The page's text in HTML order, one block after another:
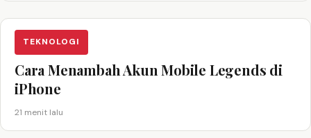
TEKNOLOGI
Cara Menambah Akun Mobile Legends di
iPhone
21 menit lalu